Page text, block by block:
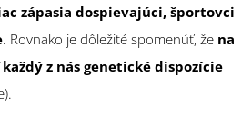
zápasia dospievajúci, športovci
. Rovnako je dôležité spomenúť, že na
z nás genetické dispozície